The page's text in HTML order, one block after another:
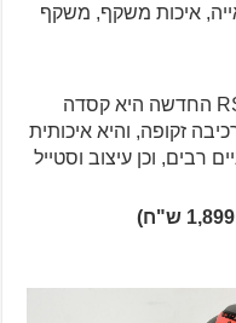
איכות משקף, משקף
השארק ספרטן RS החדשה היא קסדה
זקופה, והיא איכותית
רבים, וכן עיצוב וסטייל